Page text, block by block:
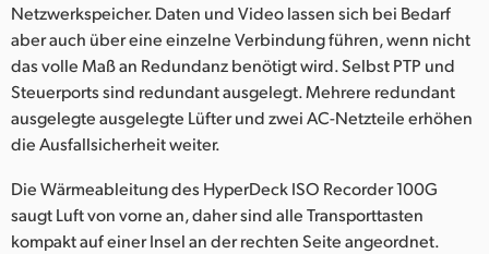
Netzwerkspeicher. Daten und Video lassen sich bei Bedarf
aber auch über eine einzelne Verbindung führen, wenn nicht
das volle Maß an Redundanz benötigt wird. Selbst PTP und
Steuerports sind redundant ausgelegt. Mehrere redundant
ausgelegte ausgelegte Lüfter und zwei AC-Netzteile erhöhen
die Ausfallsicherheit weiter.
Die Wärmeableitung des HyperDeck ISO Recorder 100G
saugt Luft von vorne an, daher sind alle Transporttasten
kompakt auf einer Insel an der rechten Seite angeordnet.